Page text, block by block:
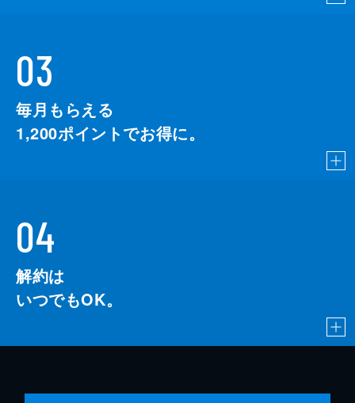
03
毎月もらえる
1,200ポイントでお得に。
04
解約は
いつでもOK。